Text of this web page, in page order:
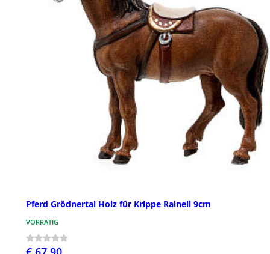
Pferd Grödnertal Holz für Krippe Rainell 9cm
VORRÄTIG